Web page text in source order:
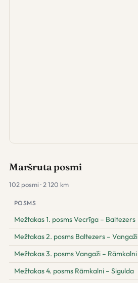
Maršruta posmi
102 posmi · 2 120 km
POSMS
Mežtakas 1. posms Vecrīga – Baltezers
Mežtakas 2. posms Baltezers – Vangaži
Mežtakas 3. posms Vangaži – Rāmkalni
Mežtakas 4. posms Rāmkalni – Sigulda